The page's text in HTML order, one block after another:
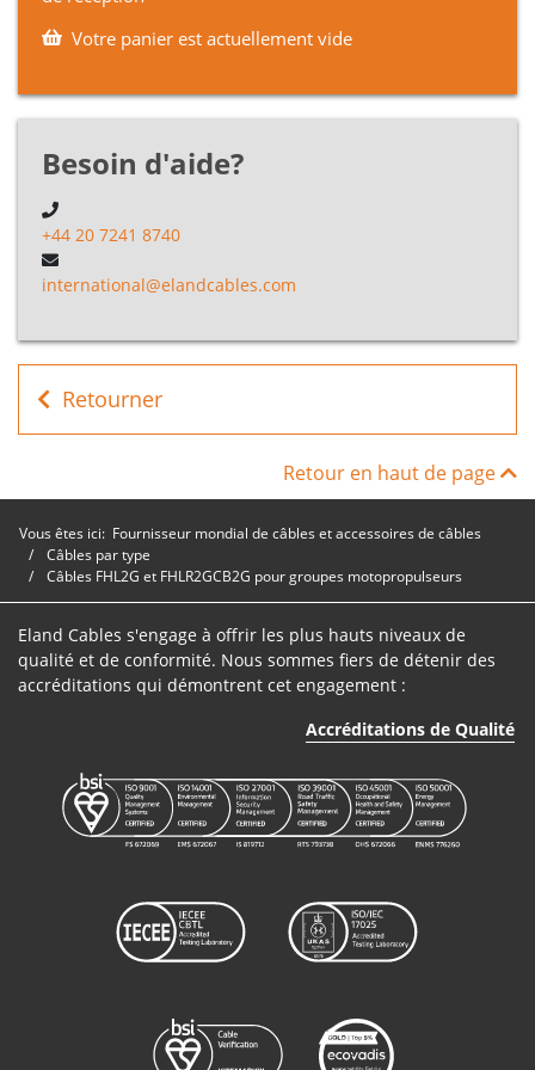
Cable
Cable
FHLR2GCB2G
Cable
CP101070OR
FHLR2GCB2G
CP101095OR
Votre panier est actuellement vide
Besoin d'aide?
+44 20 7241 8740
international@elandcables.com
Retourner
Retour en haut de page
Vous êtes ici: Fournisseur mondial de câbles et accessoires de câbles
Câbles par type
Câbles FHL2G et FHLR2GCB2G pour groupes motopropulseurs
Eland Cables s'engage à offrir les plus hauts niveaux de
qualité et de conformité. Nous sommes fiers de détenir des
accréditations qui démontrent cet engagement :
Accréditations de Qualité